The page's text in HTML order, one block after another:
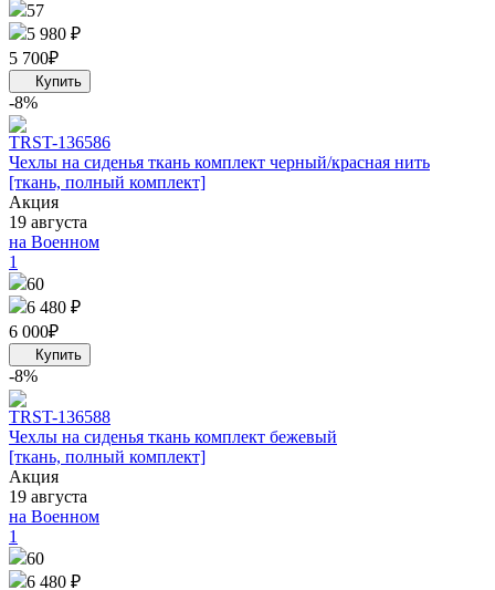
57
5 980 ₽
5 700₽
-8%
TRST-136586
Чехлы на сиденья ткань комплект черный/красная нить
[ткань, полный комплект]
Акция
19 августа
на Военном
1
60
6 480 ₽
6 000₽
-8%
TRST-136588
Чехлы на сиденья ткань комплект бежевый
[ткань, полный комплект]
Акция
19 августа
на Военном
1
60
6 480 ₽